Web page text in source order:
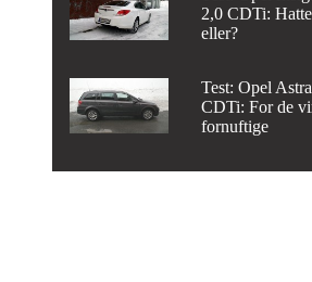
2,0 CDTi:
eller?
Test: Opel
CDTi: For de
fornuftige